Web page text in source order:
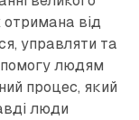
отримана від
управляти та
людям
процес, який
люди